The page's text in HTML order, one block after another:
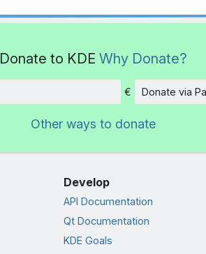
Donate to KDE Why Donate?
Amount
€ Donate via
Other ways to donate
Develop
API Documentation
Qt Documentation
KDE Goals